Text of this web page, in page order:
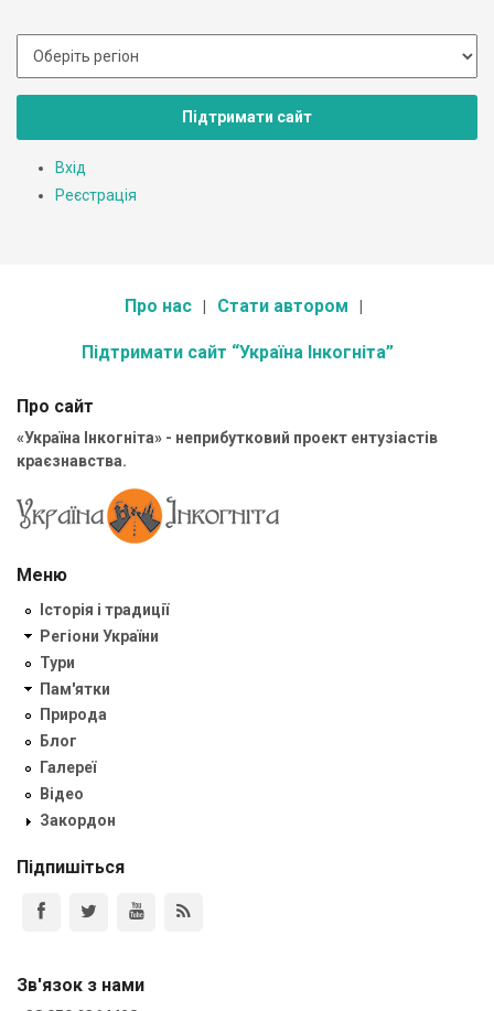
Підтримати сайт
Вхід
Реєстрація
Про нас Стати автором
Підтримати сайт “Україна Інкогніта”
Про сайт
«Україна Інкогніта» - неприбутковий проект ентузіастів
краєзнавства.
Меню
Історія і традиції
Регіони України
Тури
Пам'ятки
Природа
Блог
Галереї
Відео
Закордон
Підпишіться
Зв'язок з нами